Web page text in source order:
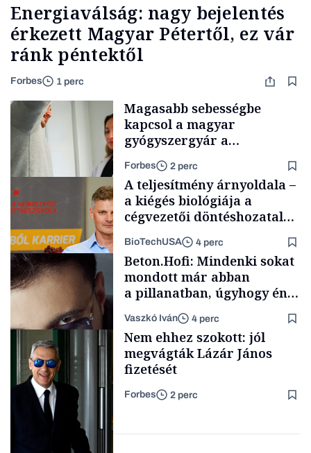
Energiaválság: nagy bejelentés
érkezett Magyar Pétertől, ez vár
ránk péntektől
Forbes 1 perc
Magyar cégek
Magasabb sebességbe
kapcsol a magyar
gyógyszergyár a
fogyasztószerek piacán
Forbes 2 perc
Content Lab HUB
A teljesítmény árnyoldala –
a kiégés biológiája a
cégvezetői döntéshozatal
BioTechUSA 4 perc
Forbes-sztori
Beton.Hofi: Mindenki sokat
mondott már abban
a pillanatban, úgyhogy én
a legsarkosabb
gondolataimat akartam
kimondani
Vaszkó Iván 4 perc
Nem ehhez szokott: jól
megvágták Lázár János
fizetését
Forbes 2 perc